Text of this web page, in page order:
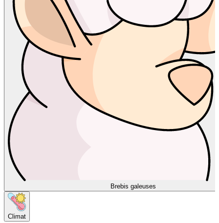
Brebis galeuses
Climat